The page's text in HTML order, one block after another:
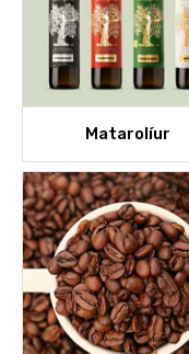
Matarolíur